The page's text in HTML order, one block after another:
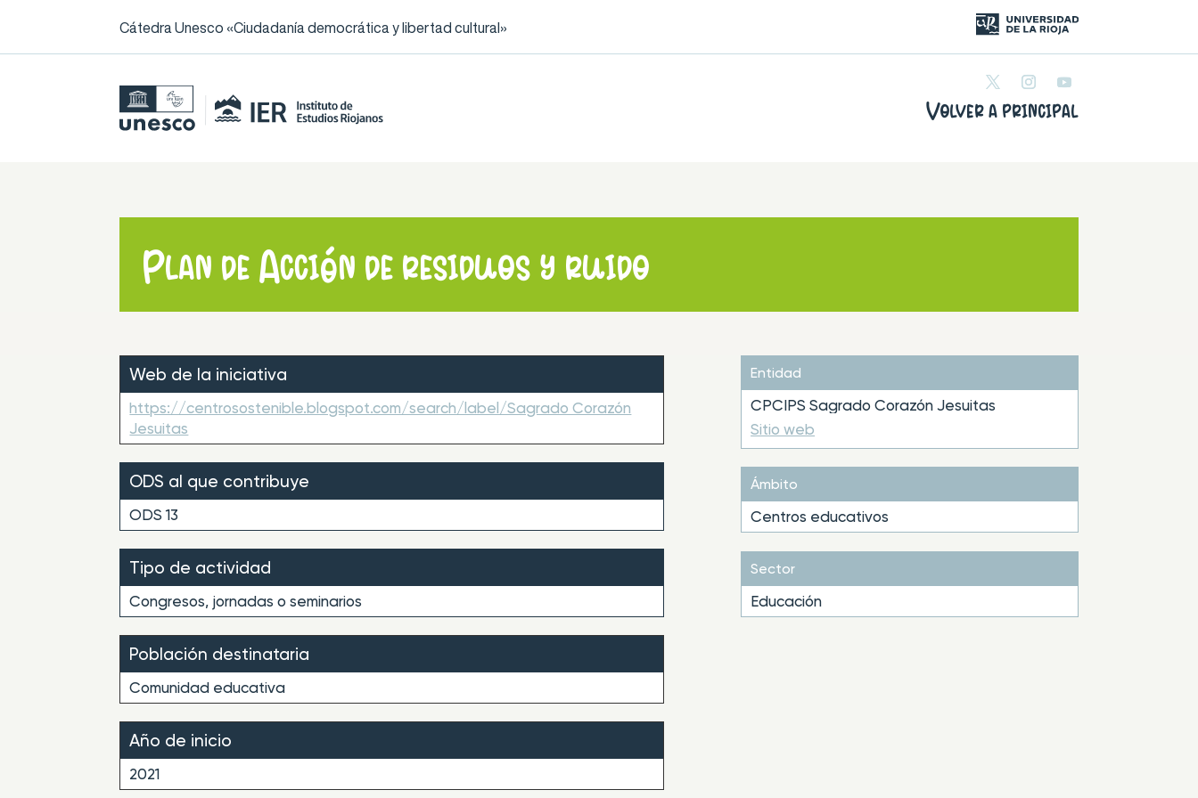
Cátedra Unesco «Ciudadanía democrática y libertad cultural»
Volver a principal
Plan de Acción de residuos y ruido
Web de la iniciativa
https://centrosostenible.blogspot.com/search/label/Sagrado Corazón
Jesuitas
ODS al que contribuye
ODS 13
Tipo de actividad
Congresos, jornadas o seminarios
Población destinataria
Comunidad educativa
Año de inicio
2021
Entidad
CPCIPS Sagrado Corazón Jesuitas
Sitio web
Ámbito
Centros educativos
Sector
Educación